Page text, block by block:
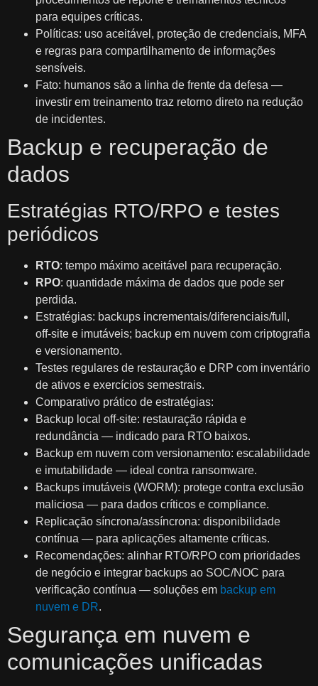
para equipes críticas.
Políticas: uso aceitável, proteção de credenciais, MFA
e regras para compartilhamento de informações
sensíveis.
Fato: humanos são a linha de frente da defesa —
investir em treinamento traz retorno direto na redução
de incidentes.
Backup e recuperação de
dados
Estratégias RTO/RPO e testes
periódicos
RTO: tempo máximo aceitável para recuperação.
RPO: quantidade máxima de dados que pode ser
perdida.
Estratégias: backups incrementais/diferenciais/full,
off‑site e imutáveis; backup em nuvem com criptografia
e versionamento.
Testes regulares de restauração e DRP com inventário
de ativos e exercícios semestrais.
Comparativo prático de estratégias:
Backup local off‑site: restauração rápida e
redundância — indicado para RTO baixos.
Backup em nuvem com versionamento: escalabilidade
e imutabilidade — ideal contra ransomware.
Backups imutáveis (WORM): protege contra exclusão
maliciosa — para dados críticos e compliance.
Replicação síncrona/assíncrona: disponibilidade
contínua — para aplicações altamente críticas.
Recomendações: alinhar RTO/RPO com prioridades
de negócio e integrar backups ao SOC/NOC para
verificação contínua — soluções em backup em
nuvem e DR.
Segurança em nuvem e
comunicações unificadas